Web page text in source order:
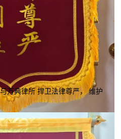
万典律所 捍卫法律尊严， 维护